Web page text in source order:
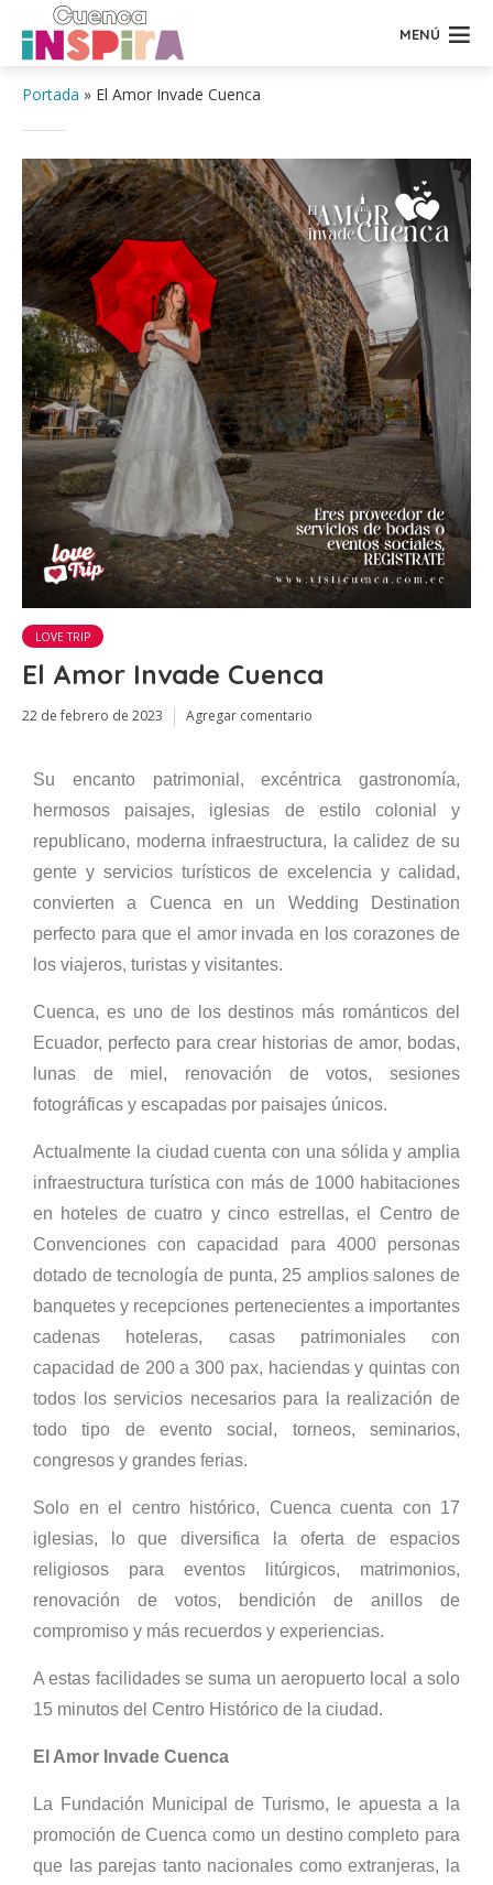
MENÚ
Portada » El Amor Invade Cuenca
LOVE TRIP
El Amor Invade Cuenca
22 de febrero de 2023 Agregar comentario
Su encanto patrimonial, excéntrica gastronomía,
hermosos paisajes, iglesias de estilo colonial y
republicano, moderna infraestructura, la calidez de su
gente y servicios turísticos de excelencia y calidad,
convierten a Cuenca en un Wedding Destination
perfecto para que el amor invada en los corazones de
los viajeros, turistas y visitantes.
Cuenca, es uno de los destinos más románticos del
Ecuador, perfecto para crear historias de amor, bodas,
lunas de miel, renovación de votos, sesiones
fotográficas y escapadas por paisajes únicos.
Actualmente la ciudad cuenta con una sólida y amplia
infraestructura turística con más de 1000 habitaciones
en hoteles de cuatro y cinco estrellas, el Centro de
Convenciones con capacidad para 4000 personas
dotado de tecnología de punta, 25 amplios salones de
banquetes y recepciones pertenecientes a importantes
cadenas hoteleras, casas patrimoniales con
capacidad de 200 a 300 pax, haciendas y quintas con
todos los servicios necesarios para la realización de
todo tipo de evento social, torneos, seminarios,
congresos y grandes ferias.
Solo en el centro histórico, Cuenca cuenta con 17
iglesias, lo que diversifica la oferta de espacios
religiosos para eventos litúrgicos, matrimonios,
renovación de votos, bendición de anillos de
compromiso y más recuerdos y experiencias.
A estas facilidades se suma un aeropuerto local a solo
15 minutos del Centro Histórico de la ciudad.
El Amor Invade Cuenca
La Fundación Municipal de Turismo, le apuesta a la
promoción de Cuenca como un destino completo para
que las parejas tanto nacionales como extranjeras, la